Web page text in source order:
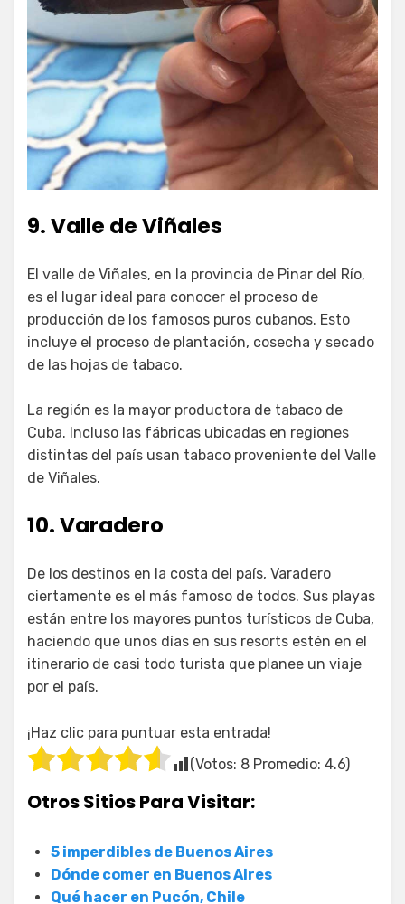
9. Valle de Viñales
El valle de Viñales, en la provincia de Pinar del Río,
es el lugar ideal para conocer el proceso de
producción de los famosos puros cubanos. Esto
incluye el proceso de plantación, cosecha y secado
de las hojas de tabaco.
La región es la mayor productora de tabaco de
Cuba. Incluso las fábricas ubicadas en regiones
distintas del país usan tabaco proveniente del Valle
de Viñales.
10. Varadero
De los destinos en la costa del país, Varadero
ciertamente es el más famoso de todos. Sus playas
están entre los mayores puntos turísticos de Cuba,
haciendo que unos días en sus resorts estén en el
itinerario de casi todo turista que planee un viaje
por el país.
¡Haz clic para puntuar esta entrada!
(Votos: 8 Promedio: 4.6)
Otros Sitios Para Visitar:
5 imperdibles de Buenos Aires
Dónde comer en Buenos Aires
Qué hacer en Pucón, Chile